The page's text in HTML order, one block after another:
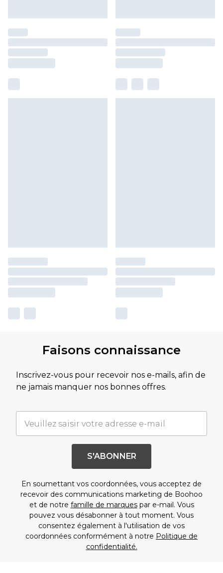
Faisons connaissance
Inscrivez-vous pour recevoir nos e-mails, afin de
ne jamais manquer nos bonnes offres.
S'ABONNER
En soumettant vos coordonnées, vous acceptez de
recevoir des communications marketing de Boohoo
et de notre famille de marquespar e-mail. Vous
pouvez vous désabonner à tout moment. Vous
consentez également à l'utilisation de vos
coordonnées conformément à notre Politique de
confidentialité.